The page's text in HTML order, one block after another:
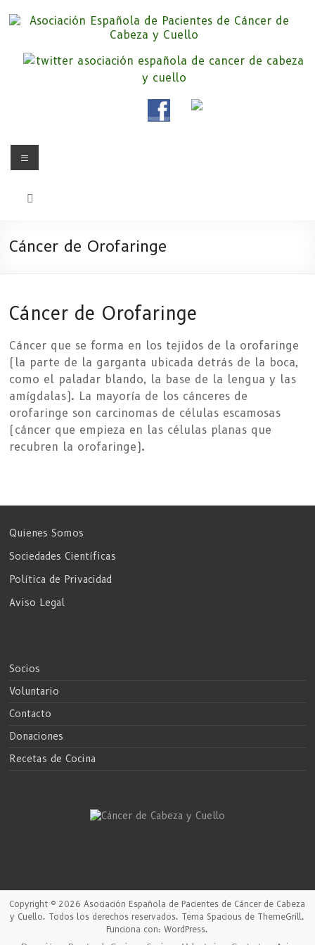
Asociación Española de
Pacientes de Cáncer de Cabeza y
Cuello
Somos la Asociación Española de Pacientes de Cáncer de Cabeza y
cuello «APC», una asociación sin animo de lucro que pretendemos
Menú
Cáncer de Orofaringe
Cáncer de Orofaringe
Cáncer que se forma en los tejidos de la orofaringe
(la parte de la garganta ubicada detrás de la boca,
como el paladar blando, la base de la lengua y las
amígdalas). La mayoría de los cánceres de
orofaringe son carcinomas de células escamosas
(cáncer que empieza en las células planas que
recubren la orofaringe).
Quienes Somos
Sociedades Científicas
Política de Privacidad
Aviso Legal
Socios
Voluntario
Contacto
Donaciones
Recetas de Cocina
Copyright © 2026Asociación Española de Pacientes de Cáncer de Cabeza
y Cuello. Todos los derechos reservados. Tema Spacious de ThemeGrill.
Funciona con:WordPress.